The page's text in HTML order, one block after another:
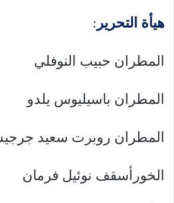
هيأة التحرير :
المطران حبيب النوفلي
المطران باسيليوس يلدو
المطران روبرت سعيد
الخورأسقف نوئيل فرمان